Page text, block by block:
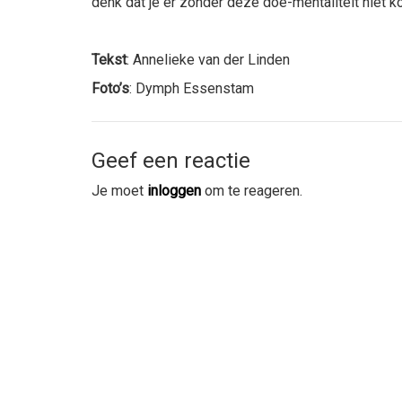
Tekst: Annelieke van der Linden
Foto’s: Dymph Essenstam
Geef een reactie
Je moet inloggen om te reageren.